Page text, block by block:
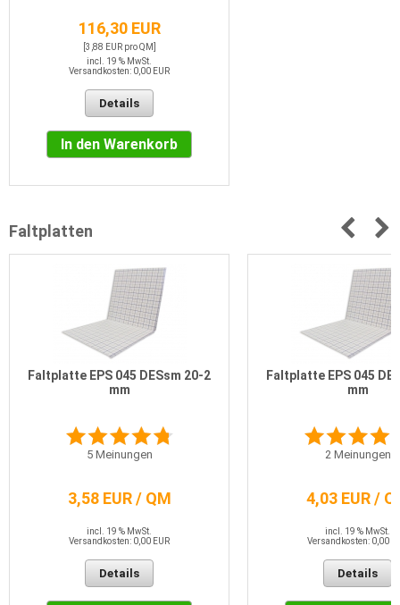
116,30 EUR
[3,88 EUR pro QM]
incl. 19 % MwSt.
Versandkosten: 0,00 EUR
Details
In den Warenkorb
Faltplatten
Faltplatte EPS 045 DESsm 20-2
mm
5Meinungen
3,58 EUR / QM
incl. 19 % MwSt.
Versandkosten: 0,00 EUR
Details
Faltplatte EPS 045
mm
2Meinungen
4,03 EUR /
incl. 19 % MwSt.
Versandkosten: 0,00
Details